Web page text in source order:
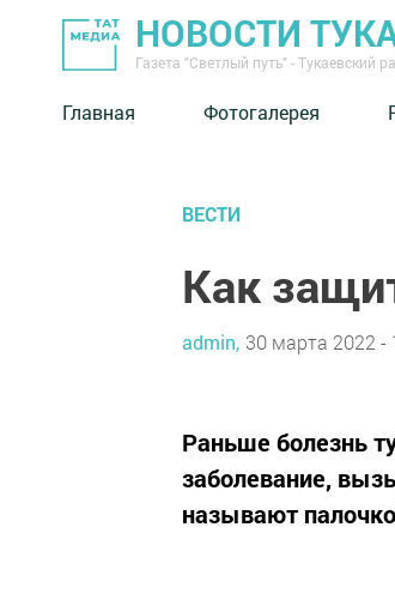
НОВОСТИ
Газета "Светлый путь" - Тукаевский
Главная Фотогалерея
ВЕСТИ
Как
admin, 30 марта 2022 -
Раньше болезнь
заболевание,
называют